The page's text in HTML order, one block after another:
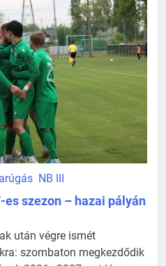
NB III
szezon – hazai pályán
után végre ismét
szombaton megkezdődik